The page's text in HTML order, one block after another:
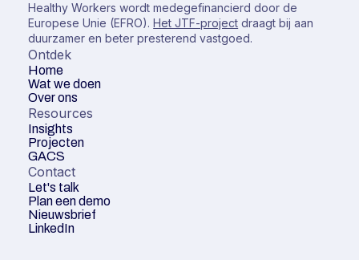
Healthy Workers wordt medegefinancierd door de
Europese Unie (EFRO).Het JTF-project draagt bij aan
duurzamer en beter presterend vastgoed.
Ontdek
Home
Wat we doen
Over ons
Resources
Insights
Projecten
GACS
Contact
Let's talk
Plan een demo
Nieuwsbrief
LinkedIn